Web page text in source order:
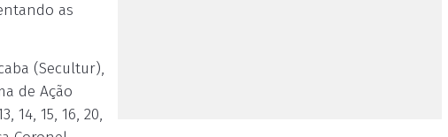
as
(Secultur),
de Ação
14, 15, 16, 20,